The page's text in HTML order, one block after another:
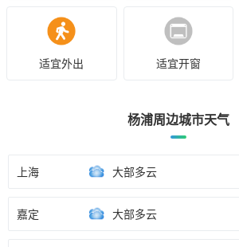
适宜外出 适宜开窗
杨浦周边城市天气
上海 大部多云
嘉定 大部多云